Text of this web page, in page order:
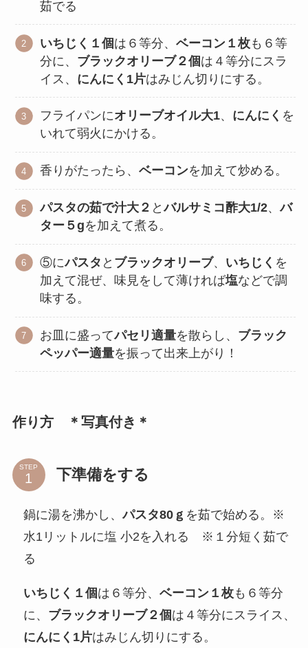
茹でる
いちじく１個 は６等分、ベーコン１枚も６等
分に、 ブラックオリーブ２個 は４等分にスラ
イス、 にんにく1片はみじん切りにする。
フライパンにオリーブオイル大1、 にんにく を
いれて弱火にかける。
香りがたったら、ベーコンを加えて炒める。
パスタの茹で汁大２ とバルサミコ酢大1/2、バ
ター５gを加えて煮る。
⑤にパスタ と ブラックオリーブ、 いちじく を
加えて混ぜ、味見をして薄ければ塩などで調
味する。
お皿に盛ってパセリ適量を散らし、 ブラック
ペッパー適量を振って出来上がり！
作り方 ＊写真付き＊
STEP 下準備をする
鍋に湯を沸かし、パスタ80ｇ を茹で始める。※
水1リットルに塩 小2を入れる ※１分短く茹で
る
いちじく１個 は６等分、 ベーコン１枚も６等分
に、 ブラックオリーブ２個 は４等分にスライス、
にんにく1片はみじん切りにする。